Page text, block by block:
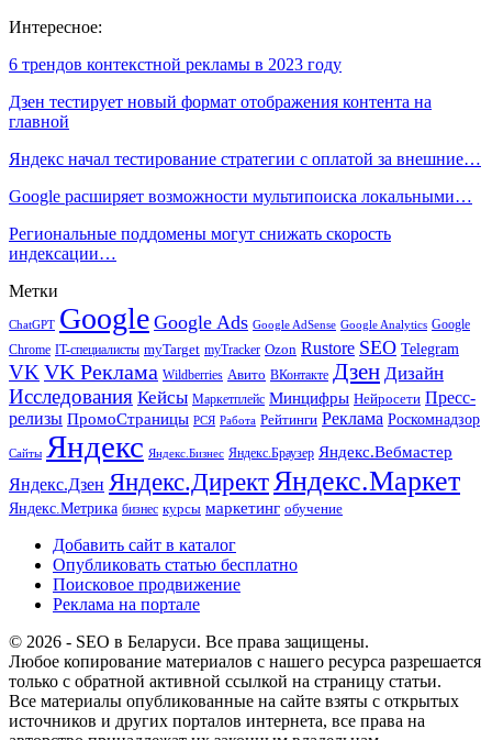
Интересное:
6 трендов контекстной рекламы в 2023 году
Дзен тестирует новый формат отображения контента на
главной
Яндекс начал тестирование стратегии с оплатой за внешние…
Google расширяет возможности мультипоиска локальными…
Региональные поддомены могут снижать скорость
индексации…
Метки
ChatGPT Google Google Ads Google AdSense Google Analytics Google
Chrome IT-специалисты myTarget myTracker Ozon Rustore SEO Telegram
VK VK Реклама Wildberries Авито ВКонтакте Дзен Дизайн
Исследования Кейсы Маркетплейс Минцифры Нейросети Пресс-
релизы ПромоСтраницы РСЯ Работа Рейтинги Реклама Роскомнадзор
Сайты Яндекс Яндекс.Бизнес Яндекс.Браузер Яндекс.Вебмастер
Яндекс.Дзен Яндекс.ДиректЯндекс.Маркет
Яндекс.Метрика бизнес курсы маркетинг обучение
Добавить сайт в каталог
Опубликовать статью бесплатно
Поисковое продвижение
Реклама на портале
© 2026 - SEO в Беларуси. Все права защищены.
Любое копирование материалов с нашего ресурса разрешается
только с обратной активной ссылкой на страницу статьи.
Все материалы опубликованные на сайте взяты с открытых
источников и других порталов интернета, все права на